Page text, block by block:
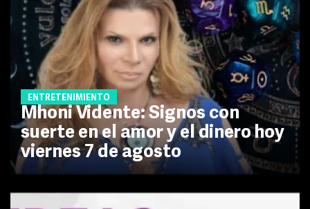
ENTRETENIMIENTO
Mhoni Vidente: Signos con
suerte en el amor y el dinero hoy
viernes 7 de agosto